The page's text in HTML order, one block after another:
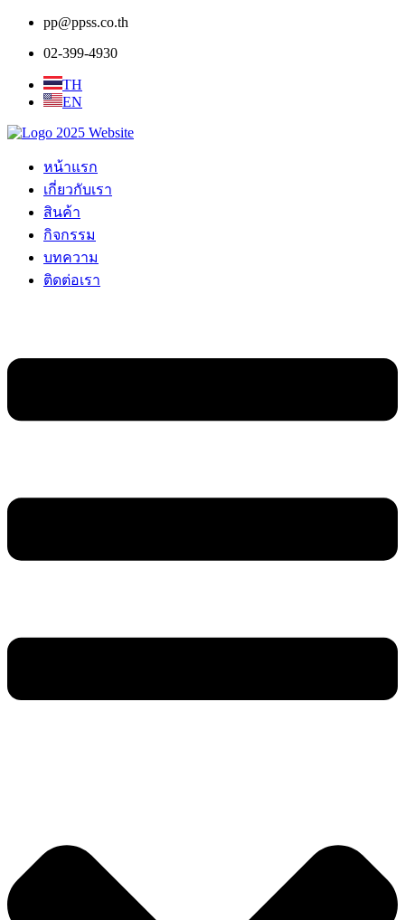
pp@ppss.co.th
02-399-4930
TH
EN
หน้าแรก
เกี่ยวกับเรา
สินค้า
กิจกรรม
บทความ
ติดต่อเรา